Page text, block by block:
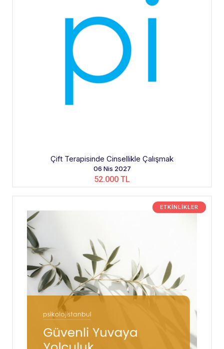
Çift Terapisinde Cinsellikle Çalışmak
06 Nis 2027
52.000 TL
ETKINLIKLER